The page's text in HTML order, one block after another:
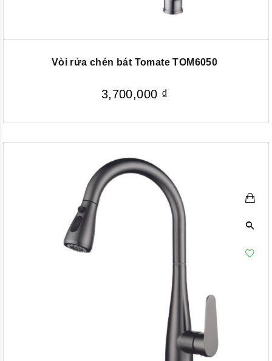
Vòi rửa chén bát Tomate TOM6050
3,700,000 ₫